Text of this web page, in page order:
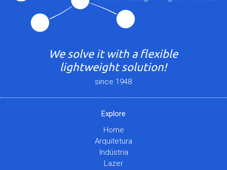
We solve it with a flexible
lightweight solution!
since 1948
Explore
Home
Arquitetura
Indústria
Lazer